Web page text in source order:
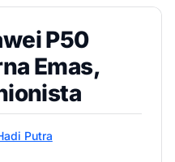
P50
Emas,
Putra